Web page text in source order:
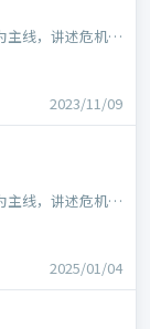
主线，讲述危机中
晓志执导，于和
2023/11/09
主线，讲述危机中
樟柯执导，河正
2025/01/04